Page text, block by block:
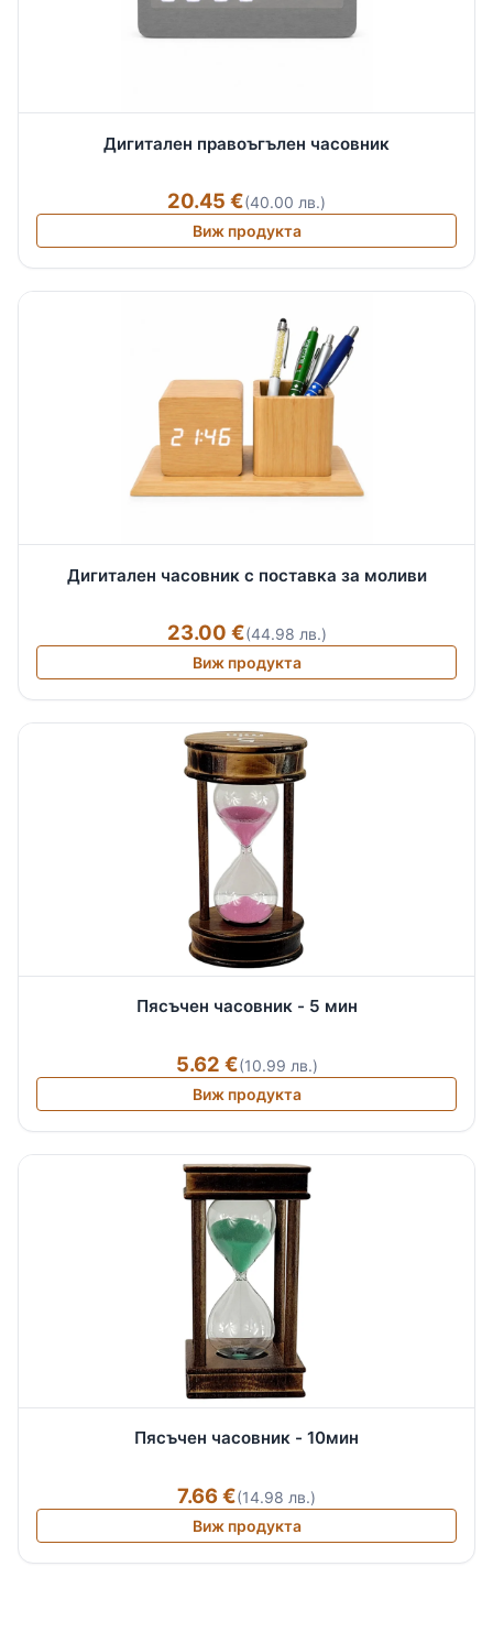
Дигитален правоъгълен часовник
20.45 €(40.00 лв.)
Виж продукта
Дигитален часовник с поставка за моливи
23.00 €(44.98 лв.)
Виж продукта
Пясъчен часовник - 5 мин
5.62 €(10.99 лв.)
Виж продукта
Пясъчен часовник - 10мин
7.66 €(14.98 лв.)
Виж продукта